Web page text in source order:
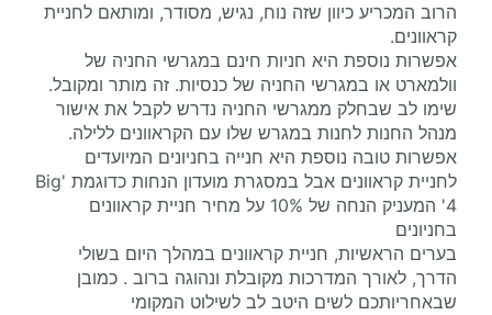
הרוב המכריע כיוון שזה נוח, נגיש, מסודר, ומותאם לחניית
קראוונים.
אפשרות נוספת היא חניות חינם במגרשי החניה של
וולמארט או במגרשי החניה של כנסיות. זה מותר ומקובל.
שימו לב שבחלק ממגרשי החניה נדרש לקבל את אישור
מנהל החנות לחנות במגרש שלו עם הקראוונים ללילה.
אפשרות טובה נוספת היא חנייה בחניונים המיועדים
לחניית קראוונים אבל במסגרת מועדון הנחות כדוגמת 'Big
4' המעניק הנחה של 10% על מחיר חניית קראוונים
בחניונים
בערים הראשיות, חניית קראוונים במהלך היום בשולי
הדרך, לאורך המדרכות מקובלת ונהוגה ברוב . כמובן
שבאחריותכם לשים היטב לב לשילוט המקומי